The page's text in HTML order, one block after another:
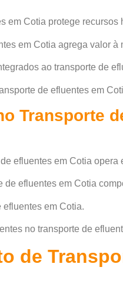
em Cotia protege recursos
em Cotia agrega valor à
ao transporte de
de efluentes em
Transporte
efluentes em Cotia opera
de efluentes em Cotia
em Cotia.
no transporte de
de